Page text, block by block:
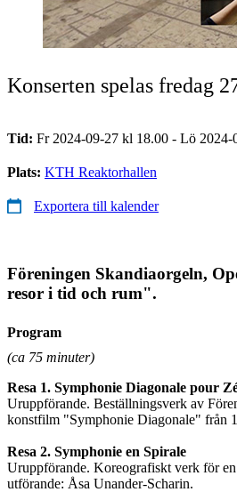
Konserten spelas fredag
Tid: Fr 2024-09-27 kl 18.00 - Lö 2024-
Plats: KTH Reaktorhallen
Exportera till kalender
Föreningen Skandiaorgeln,
resor i tid och rum".
Program
(ca 75 minuter)
Resa 1. Symphonie Diagonale pour
Uruppförande. Beställningsverk av
konstfilm "Symphonie Diagonale" från
Resa 2. Symphonie en Spirale
Uruppförande. Koreografiskt verk för
utförande: Åsa Unander-Scharin.